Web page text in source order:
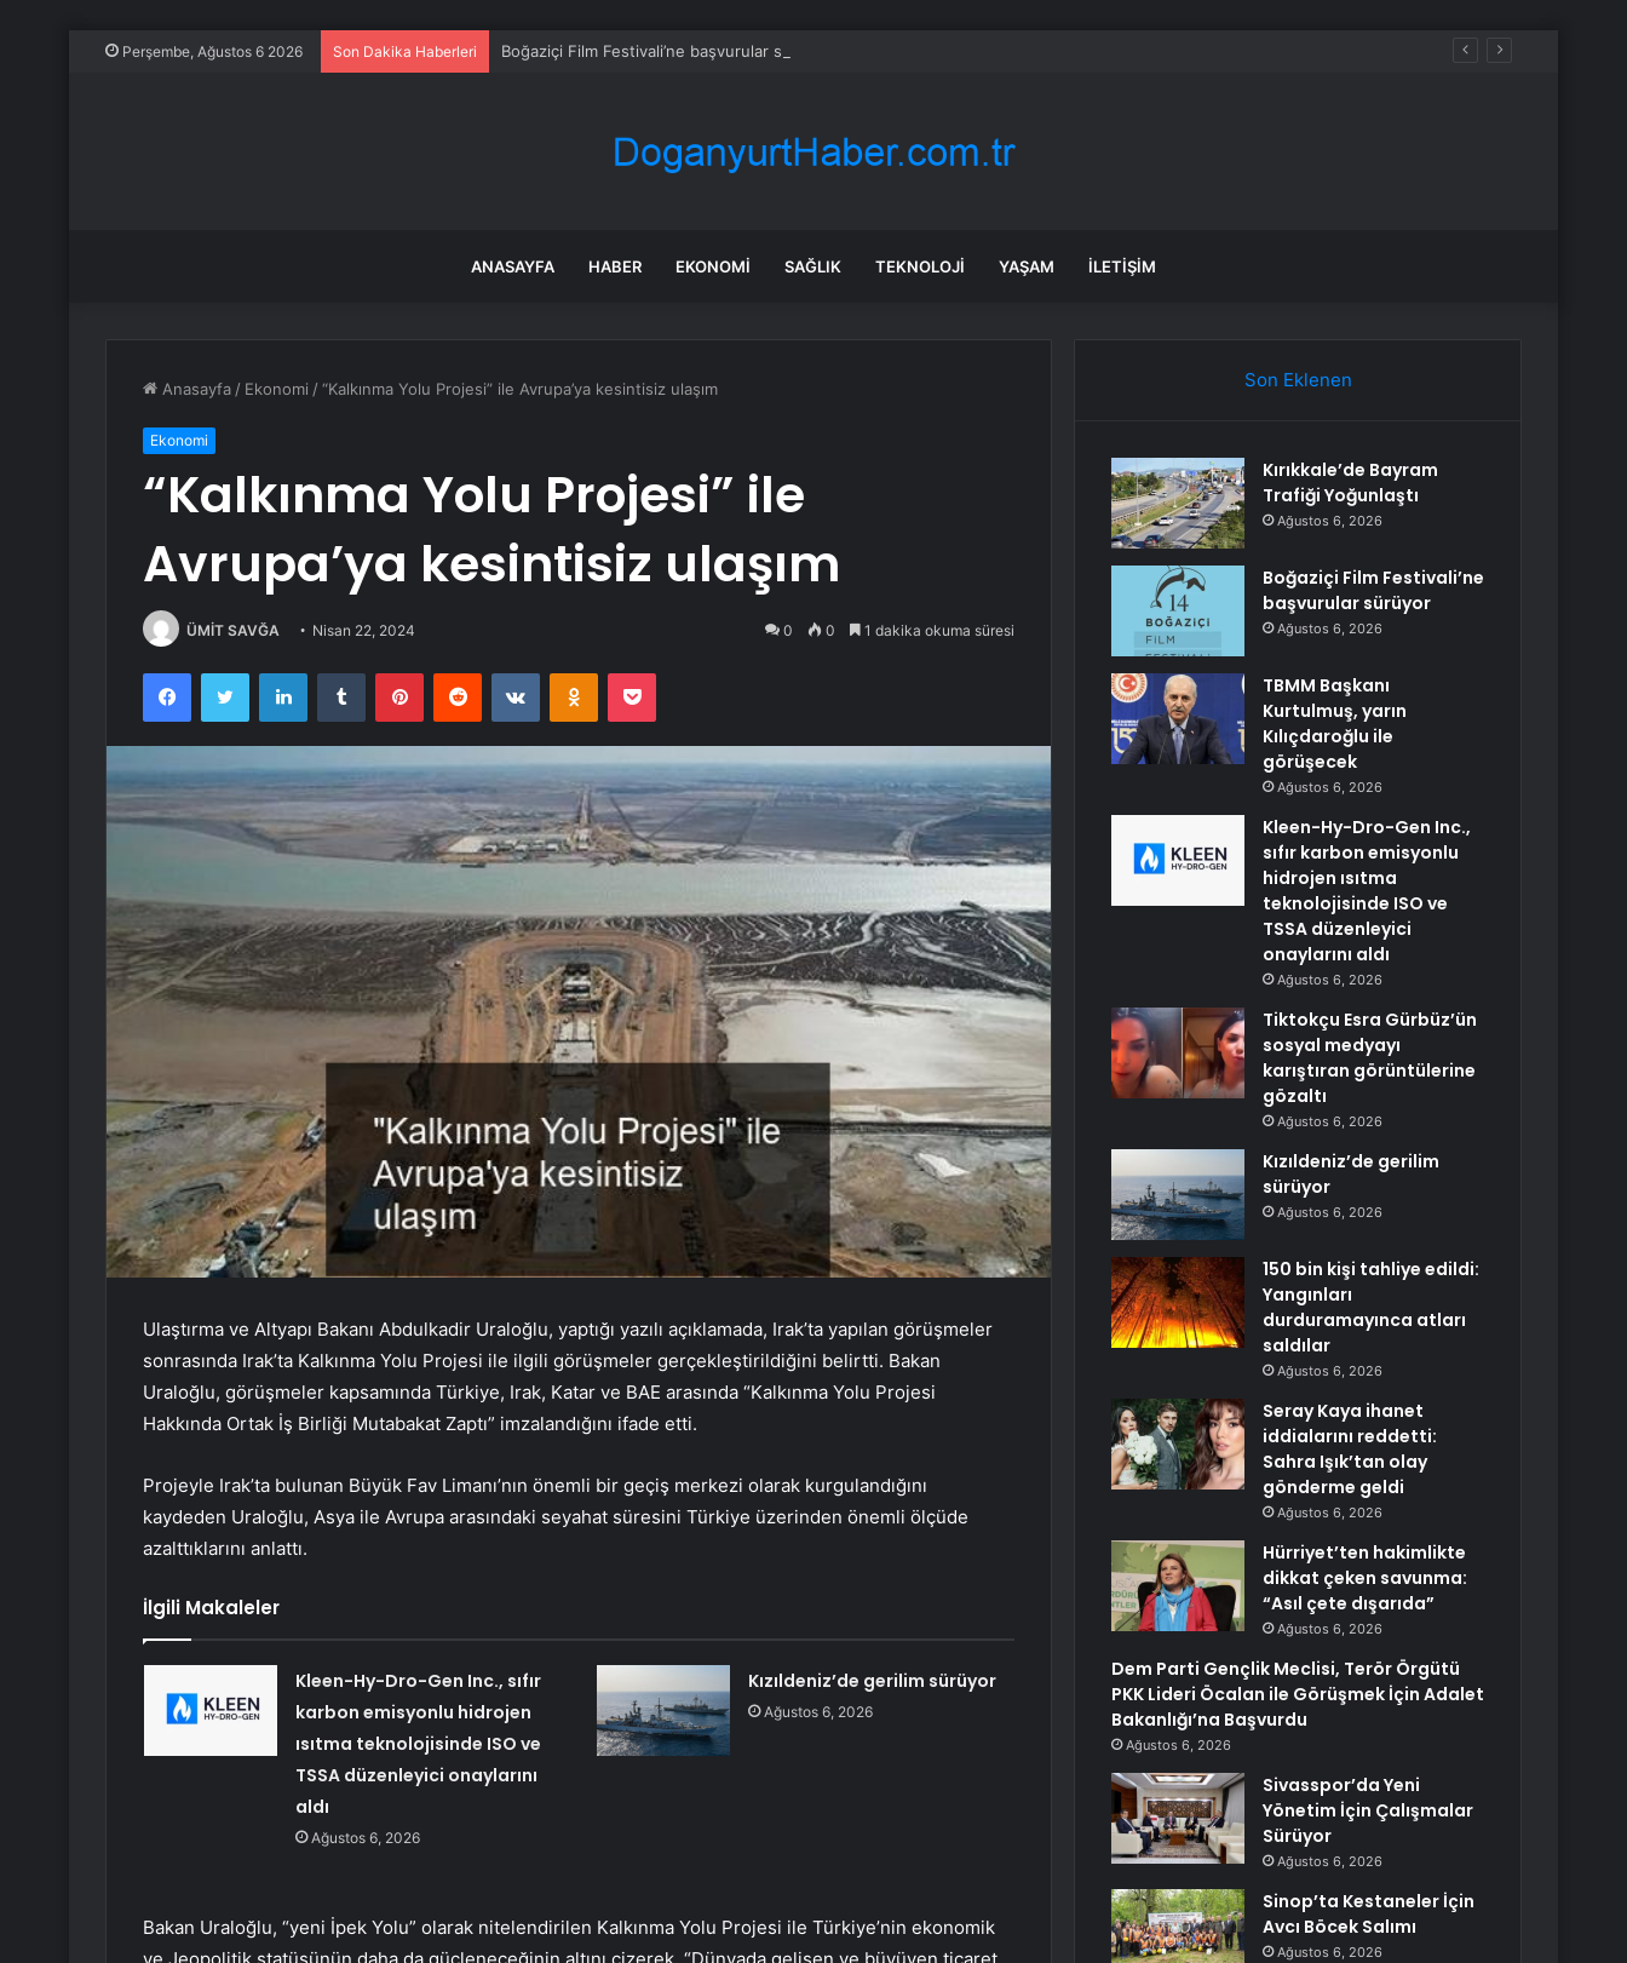
Perşembe, Ağustos 6 2026 Son Dakika Haberleri Boğaziçi Film Festivali’ne başvurular sürüyor
ANASAYFA HABER EKONOMI SAĞLIK TEKNOLOJI YAŞAM İLETIŞIM
Anasayfa / Ekonomi /“Kalkınma Yolu Projesi” ile Avrupa’ya kesintisiz ulaşım
Ekonomi
“Kalkınma Yolu Projesi” ile
Avrupa’ya kesintisiz ulaşım
ÜMİT SAVĞA Nisan 22, 2024 0 0 1 dakika okuma süresi
FacebookTwitter LinkedInTumblr PinterestReddit VKontakteOdnoklassniki
Pocket
Ulaştırma ve Altyapı Bakanı Abdulkadir Uraloğlu, yaptığı yazılı açıklamada, Irak’ta yapılan görüşmeler
sonrasında Irak’ta Kalkınma Yolu Projesi ile ilgili görüşmeler gerçekleştirildiğini belirtti. Bakan
Uraloğlu, görüşmeler kapsamında Türkiye, Irak, Katar ve BAE arasında “Kalkınma Yolu Projesi
Hakkında Ortak İş Birliği Mutabakat Zaptı” imzalandığını ifade etti.
Projeyle Irak’ta bulunan Büyük Fav Limanı’nın önemli bir geçiş merkezi olarak kurgulandığını
kaydeden Uraloğlu, Asya ile Avrupa arasındaki seyahat süresini Türkiye üzerinden önemli ölçüde
azalttıklarını anlattı.
İlgili Makaleler
Kleen-Hy-Dro-Gen Inc., sıfır
karbon emisyonlu hidrojen
ısıtma teknolojisinde ISO ve
TSSA düzenleyici onaylarını
aldı
Ağustos 6, 2026
Kızıldeniz’de gerilim sürüyor
Ağustos 6, 2026
Bakan Uraloğlu, “yeni İpek Yolu” olarak nitelendirilen Kalkınma Yolu Projesi ile Türkiye’nin ekonomik
Son Eklenen
Kırıkkale’de Bayram
Trafiği Yoğunlaştı
Ağustos 6, 2026
Boğaziçi Film Festivali’ne
başvurular sürüyor
Ağustos 6, 2026
TBMM Başkanı
Kurtulmuş, yarın
Kılıçdaroğlu ile
görüşecek
Ağustos 6, 2026
Kleen-Hy-Dro-Gen Inc.,
sıfır karbon emisyonlu
hidrojen ısıtma
teknolojisinde ISO ve
TSSA düzenleyici
onaylarını aldı
Ağustos 6, 2026
Tiktokçu Esra Gürbüz’ün
sosyal medyayı
karıştıran görüntülerine
gözaltı
Ağustos 6, 2026
Kızıldeniz’de gerilim
sürüyor
Ağustos 6, 2026
150 bin kişi tahliye edildi:
Yangınları
durduramayınca atları
saldılar
Ağustos 6, 2026
Seray Kaya ihanet
iddialarını reddetti:
Sahra Işık’tan olay
gönderme geldi
Ağustos 6, 2026
Hürriyet’ten hakimlikte
dikkat çeken savunma:
“Asıl çete dışarıda”
Ağustos 6, 2026
Dem Parti Gençlik Meclisi, Terör Örgütü
PKK Lideri Öcalan ile Görüşmek İçin Adalet
Bakanlığı’na Başvurdu
Ağustos 6, 2026
Sivasspor’da Yeni
Yönetim İçin Çalışmalar
Sürüyor
Ağustos 6, 2026
Sinop’ta Kestaneler İçin
Avcı Böcek Salımı
Ağustos 6, 2026